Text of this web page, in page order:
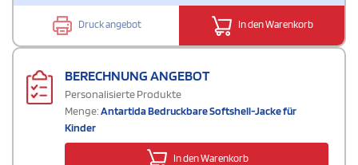
Druck angebot In den Warenkorb
BERECHNUNG ANGEBOT
Personalisierte Produkte
Menge:Antartida Bedruckbare Softshell-Jacke für
Kinder
In den Warenkorb